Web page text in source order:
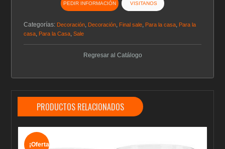
PEDIR INFORMACIÓN VISITANOS
Categorías: Decoración, Decoración, Final sale, Para la casa, Para la
casa, Para la Casa,Sale
Regresar al Catálogo
PRODUCTOS RELACIONADOS
¡Oferta!